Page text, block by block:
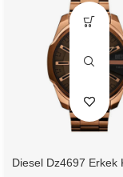
Diesel Dz4697 Erkek